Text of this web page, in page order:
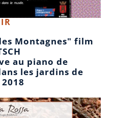
Montagnes" film
au piano de
les jardins de